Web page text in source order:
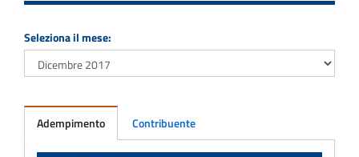
Seleziona il mese:
Adempimento Contribuente